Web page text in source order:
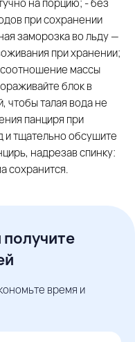
на порцию; - без
при сохранении
заморозка во льду —
при хранении;
массы
блок в
чтобы талая вода не
панциря при
и тщательно обсушите
надрезав спинку:
сохранится.
время и